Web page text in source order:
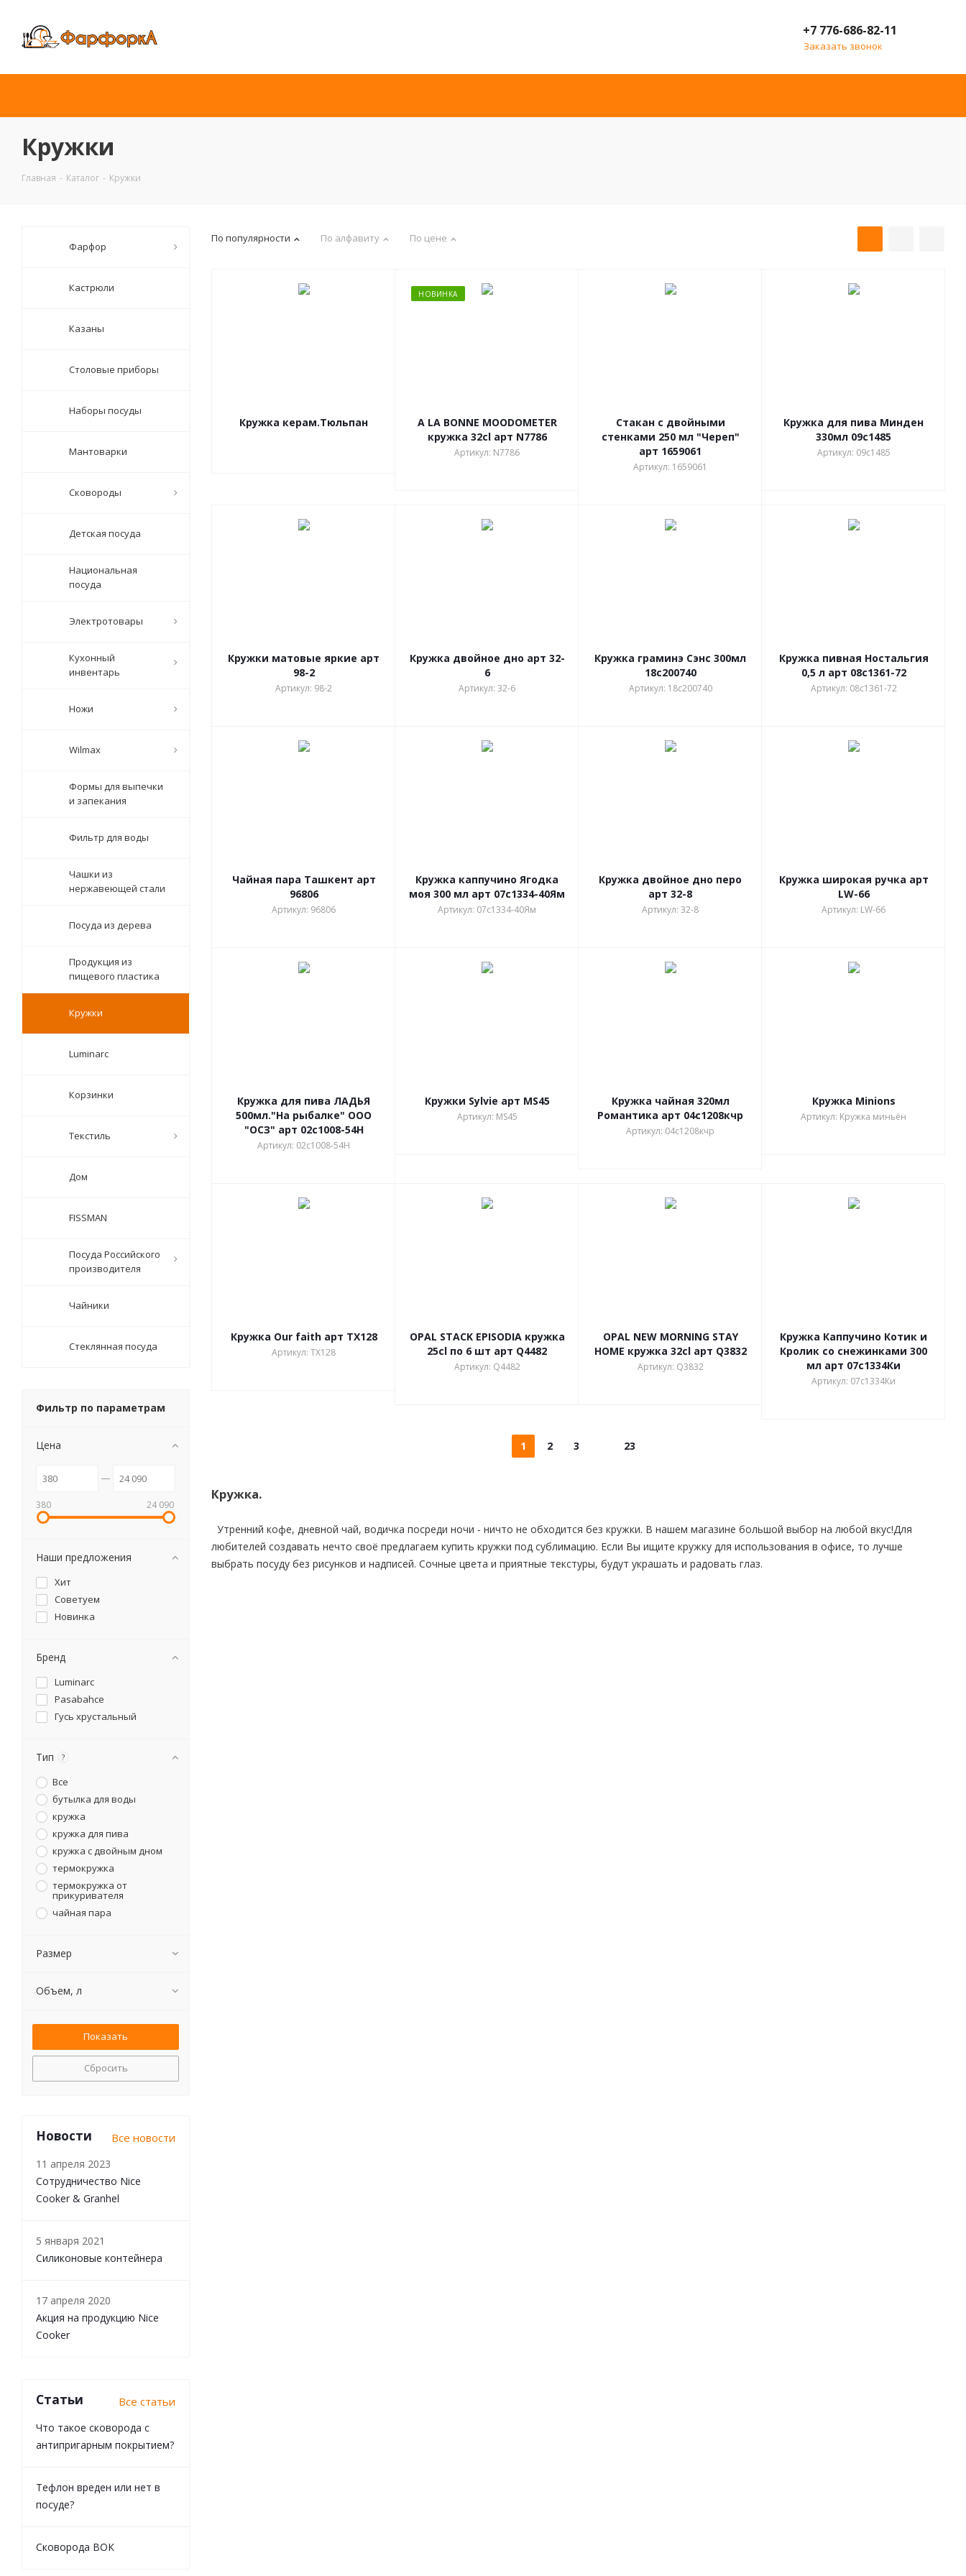
+7 776-686-82-11
Заказать звонок
Кружки
Главная - Каталог - Кружки
По популярности По алфавиту По цене
Кружка керам.Тюльпан
НОВИНКА
A LA BONNE MOODOMETER
кружка 32cl арт N7786
Артикул: N7786
Стакан с двойными
стенками 250 мл "Череп"
арт 1659061
Артикул: 1659061
Кружка для пива Минден
330мл 09с1485
Артикул: 09с1485
Кружки матовые яркие арт
98-2
Артикул: 98-2
Кружка двойное дно арт 32-
6
Артикул: 32-6
Кружка граминэ Сэнс 300мл
18с200740
Артикул: 18с200740
Кружка пивная Ностальгия
0,5 л арт 08с1361-72
Артикул: 08с1361-72
Чайная пара Ташкент арт
96806
Артикул: 96806
Кружка каппучино Ягодка
моя 300 мл арт 07с1334-40Ям
Артикул: 07с1334-40Ям
Кружка двойное дно перо
арт 32-8
Артикул: 32-8
Кружка широкая ручка арт
LW-66
Артикул: LW-66
Кружка для пива ЛАДЬЯ
500мл."На рыбалке" ООО
"ОСЗ" арт 02с1008-54Н
Артикул: 02с1008-54Н
Кружки Sylvie арт MS45
Артикул: MS45
Кружка чайная 320мл
Романтика арт 04с1208кчр
Артикул: 04с1208кчр
Кружка Minions
Артикул: Кружка миньён
Кружка Our faith арт TX128
Артикул: TX128
OPAL STACK EPISODIA кружка
25cl по 6 шт арт Q4482
Артикул: Q4482
OPAL NEW MORNING STAY
HOME кружка 32cl арт Q3832
Артикул: Q3832
Кружка Каппучино Котик и
Кролик со снежинками 300
мл арт 07с1334Ки
Артикул: 07с1334Ки
1 2 3 23
Кружка.
Утренний кофе, дневной чай, водичка посреди ночи - ничто не обходится без кружки. В нашем магазине большой выбор на любой вкус!Для
любителей создавать нечто своё предлагаем купить кружки под сублимацию. Если Вы ищите кружку для использования в офисе, то лучше
выбрать посуду без рисунков и надписей. Сочные цвета и приятные текстуры, будут украшать и радовать глаз.
Фарфор
Кастрюли
Казаны
Столовые приборы
Наборы посуды
Мантоварки
Сковороды
Детская посуда
Национальная
посуда
Электротовары
Кухонный
инвентарь
Ножи
Wilmax
Формы для выпечки
и запекания
Фильтр для воды
Чашки из
нержавеющей стали
Посуда из дерева
Продукция из
пищевого пластика
Кружки
Luminarc
Корзинки
Текстиль
Дом
FISSMAN
Посуда Российского
производителя
Чайники
Стеклянная посуда
Фильтр по параметрам
Цена
380 24 090
Наши предложения
Хит
Советуем
Новинка
Бренд
Luminarc
Pasabahce
Гусь хрустальный
Тип ?
Все
бутылка для воды
кружка
кружка для пива
кружка с двойным дном
термокружка
термокружка от
прикуривателя
чайная пара
Размер
Объем, л
Сбросить
Новости Все новости
11 апреля 2023
Сотрудничество Nice
Cooker & Granhel
5 января 2021
Силиконовые контейнера
17 апреля 2020
Акция на продукцию Nice
Cooker
Статьи Все статьи
Что такое сковорода с
антипригарным покрытием?
Тефлон вреден или нет в
посуде?
Сковорода ВОК